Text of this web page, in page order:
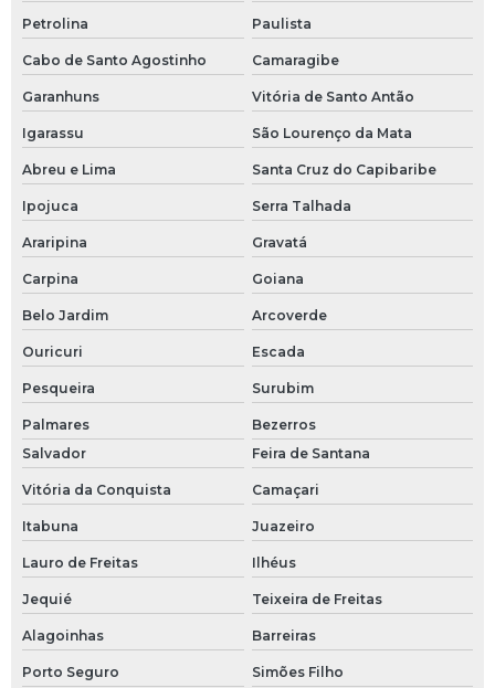
Petrolina Paulista
Cabo de Santo Agostinho Camaragibe
Garanhuns Vitória de Santo Antão
Igarassu São Lourenço da Mata
Abreu e Lima Santa Cruz do Capibaribe
Ipojuca Serra Talhada
Araripina Gravatá
Carpina Goiana
Belo Jardim Arcoverde
Ouricuri Escada
Pesqueira Surubim
Palmares
Bezerros
Salvador
Feira de Santana
Vitória da Conquista Camaçari
Itabuna Juazeiro
Lauro de Freitas Ilhéus
Jequié Teixeira de Freitas
Alagoinhas Barreiras
Porto Seguro Simões Filho